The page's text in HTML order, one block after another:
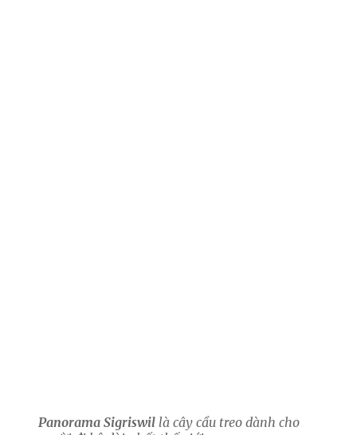
Panorama Sigriswil là cây cầu treo dành cho